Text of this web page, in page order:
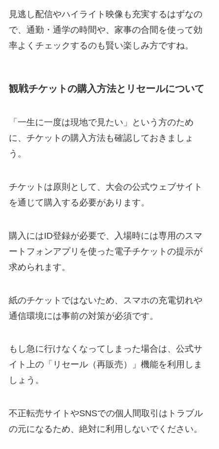
見逃し配信やハイライト映像も充実するはずなの
で、通勤・通学の時間や、家事の合間を使って効
率よくチェックするのも賢い楽しみ方ですね。
観戦チケットの購入方法とリセールについて
「一生に一度は現地で見たい」という方のため
に、チケットの購入方法も確認しておきましょ
う。
チケットは原則として、大会の公式ウェブサイト
を通じて購入する必要があります。
購入にはID登録が必要で、入場時には専用のスマ
ートフォンアプリを使った電子チケットの提示が
求められます。
紙のチケットではないため、スマホの充電切れや
通信環境には事前の対策が必須です。
もし急に行けなくなってしまった場合は、公式サ
イト上の「リセール（再販売）」機能を利用しま
しょう。
不正転売サイトやSNSでの個人間取引はトラブル
の元になるため、絶対に利用しないでください。